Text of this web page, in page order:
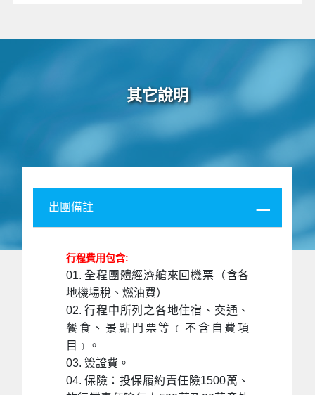
其它說明
出團備註
行程費用包含:
01. 全程團體經濟艙來回機票（含各
地機場稅、燃油費）
02. 行程中所列之各地住宿、交通、
餐食、景點門票等﹝不含自費項
目﹞。
03. 簽證費。
04. 保險：投保履約責任險1500萬、